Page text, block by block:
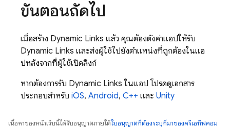
ขั้นตอนถัดไป
เมื่อสร้าง Dynamic Links แล้ว คุณต้องตั้งค่าแอปให้รับ
Dynamic Links และส่งผู้ใช้ไปยังตำแหน่งที่ถูกต้องในแอ
ปหลังจากที่ผู้ใช้เปิดลิงก์
หากต้องการรับ Dynamic Links ในแอป โปรดดูเอกสาร
ประกอบสำหรับ iOS, Android, C++ และ Unity
เนื้อหาของหน้าเว็บนี้ได้รับอนุญาตภายใต้ใบอนุญาตที่ต้องระบุที่มาของครีเอทีฟคอม